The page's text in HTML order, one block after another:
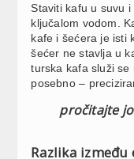
Staviti kafu u suvu
ključalom vodom.
kafe i šećera je isti
šećer ne stavlja u
turska kafa služi se
posebno –
pročitajte
Razlika